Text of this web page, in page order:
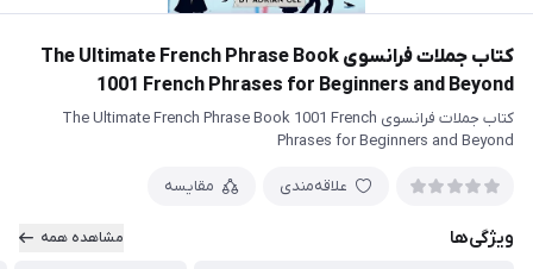
کتاب جملات فرانسوی The Ultimate French Phrase Book
1001 French Phrases for Beginners and Beyond
کتاب جملات فرانسوی The Ultimate French Phrase Book 1001 French
Phrases for Beginners and Beyond
علاقه‌مندی مقایسه
ویژگی‌ها مشاهده همه